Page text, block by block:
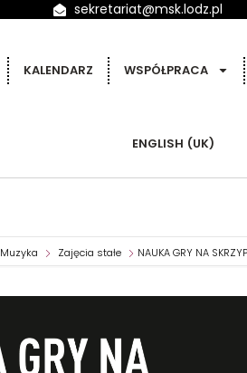
sekretariat@msk.lodz.pl
KALENDARZ WSPÓŁPRACA
ENGLISH (UK)
Muzyka Zajęcia stałe NAUKA GRY NA